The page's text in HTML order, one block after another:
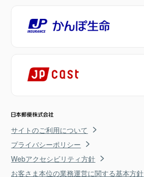
サイトのご利用について
プライバシーポリシー
Webアクセシビリティ方針
お客さま本位の業務運営に関する基本方針